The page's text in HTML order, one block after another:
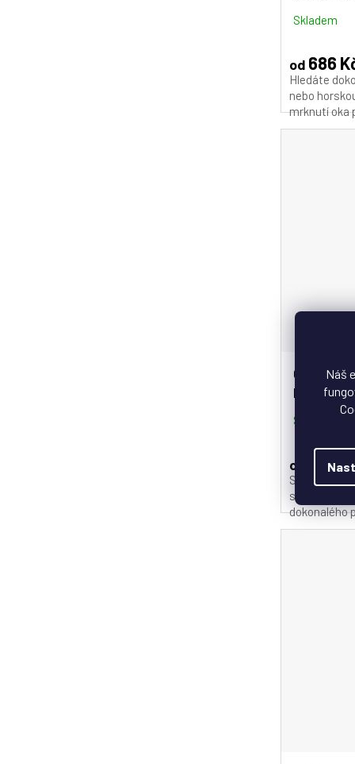
Náš
Skladem
od 686
Hledáte
nebo
mrknutí oka
brýle
Skladem
od 377
SCVCN
styl pro
dokonalého